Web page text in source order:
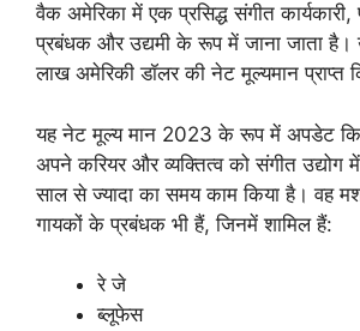
वैक अमेरिका में एक प्रसिद्ध संगीत कार्यकारी,
प्रबंधक और उद्यमी के रूप में जाना जाता
लाख अमेरिकी डॉलर की नेट मूल्यमान प्राप्त
यह नेट मूल्य मान 2023 के रूप में अपडेट
अपने करियर और व्यक्तित्व को संगीत उद्योग
साल से ज्यादा का समय काम किया है। वह
गायकों के प्रबंधक भी हैं, जिनमें शामिल हैं:
रे जे
ब्लूफेस